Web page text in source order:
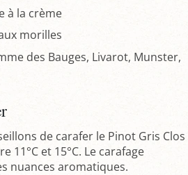
à la crème
morilles
des Bauges, Livarot, Munster,
de carafer le Pinot Gris Clos
11°C et 15°C. Le carafage
nuances aromatiques.